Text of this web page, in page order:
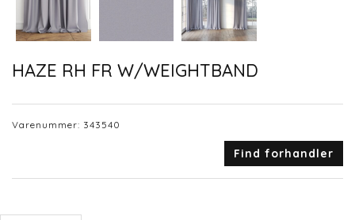
HAZE RH FR W/WEIGHTBAND
Varenummer: 343540
Find forhandler